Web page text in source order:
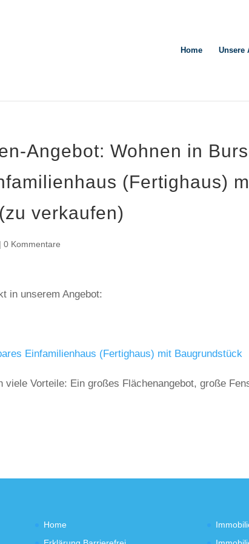
Home Unsere
Angebot: Wohnen in
(Fertighaus)
verkaufen)
|0 Kommentare
in unserem Angebot:
Einfamilienhaus (Fertighaus) mit Baugrundstück
Vorteile: Ein großes Flächenangebot, große
Home